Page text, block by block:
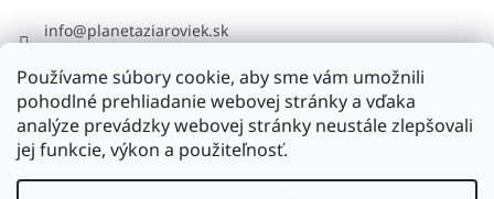
Používame súbory cookie, aby sme vám umožnili
pohodlné prehliadanie webovej stránky a vďaka
analýze prevádzky webovej stránky neustále zlepšovali
jej funkcie, výkon a použiteľnosť.
info@planetaziaroviek.sk